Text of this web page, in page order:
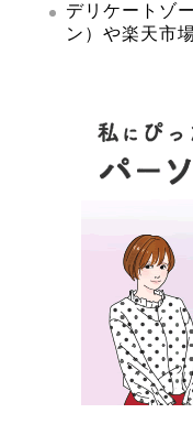
デリケートゾ
ン）や楽天市